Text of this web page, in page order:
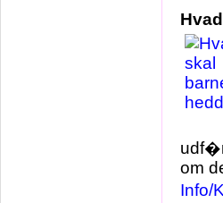
om
Info/